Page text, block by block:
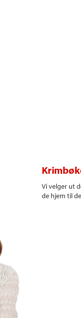
Vi velger ut
de hjem til